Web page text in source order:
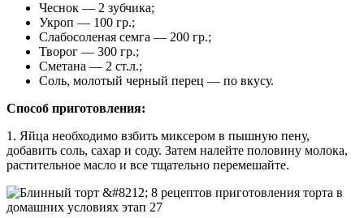
Чеснок — 2 зубчика;
Укроп — 100 гр.;
Слабосоленая семга — 200 гр.;
Творог — 300 гр.;
Сметана — 2 ст.л.;
Соль, молотый черный перец — по вкусу.
Способ приготовления:
1. Яйца необходимо взбить миксером в пышную пену,
добавить соль, сахар и соду. Затем налейте половину молока,
растительное масло и все тщательно перемешайте.